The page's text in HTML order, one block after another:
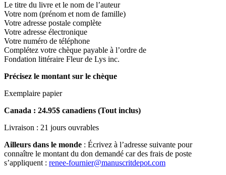
Le titre du livre et le nom de l’auteur
Votre nom (prénom et nom de famille)
Votre adresse postale complète
Votre adresse électronique
Votre numéro de téléphone
Complétez votre chèque payable à l’ordre de
Fondation littéraire Fleur de Lys inc.
Précisez le montant sur le chèque
Exemplaire papier
Canada : 24.95$ canadiens (Tout inclus)
Livraison : 21 jours ouvrables
Ailleurs dans le monde : Écrivez à l’adresse suivante pour
connaître le montant du don demandé car des frais de poste
s’appliquent : renee-fournier@manuscritdepot.com